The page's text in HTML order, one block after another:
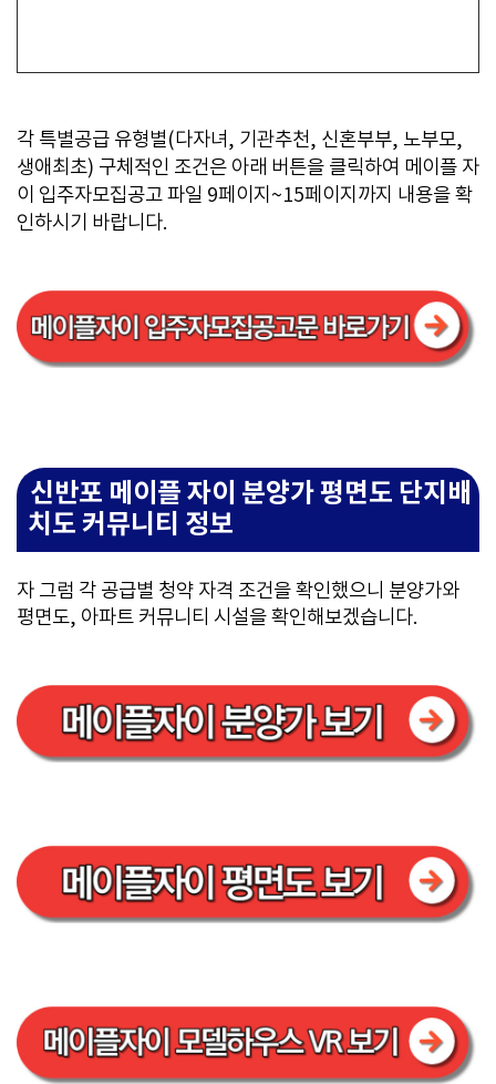
각 특별공급 유형별(다자녀, 기관추천, 신혼부부, 노부모,
생애최초) 구체적인 조건은 아래 버튼을 클릭하여 메이플 자
이 입주자모집공고 파일 9페이지~15페이지까지 내용을 확
인하시기 바랍니다.
신반포 메이플 자이 분양가 평면도 단지배
치도 커뮤니티 정보
자 그럼 각 공급별 청약 자격 조건을 확인했으니 분양가와
평면도, 아파트 커뮤니티 시설을 확인해보겠습니다.